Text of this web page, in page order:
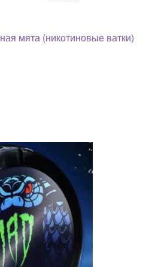
мята (никотиновые ватки)